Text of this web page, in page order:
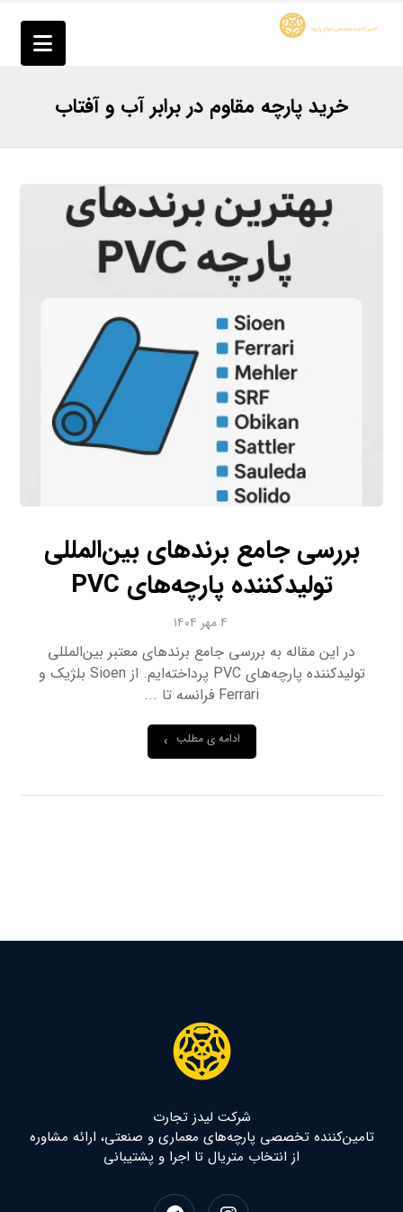
خرید پارچه مقاوم در برابر آب و آفتاب
بررسی جامع برندهای بین‌المللی
تولیدکننده پارچه‌های PVC
۴ مهر ۱۴۰۴
در این مقاله به بررسی جامع برندهای معتبر بین‌المللی
تولیدکننده پارچه‌های PVC پرداخته‌ایم. از Sioen بلژیک و
Ferrari فرانسه تا ...
ادامه ی مطلب
شرکت لیدز تجارت
تامین‌کننده تخصصی پارچه‌های معماری و صنعتی، ارائه مشاوره
از انتخاب متریال تا اجرا و پشتیبانی